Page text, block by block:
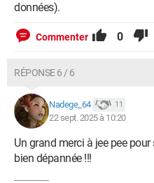
données).
Commenter 0
RÉPONSE 6 / 6
Nadege_64 11
22 sept. 2025 à 10:20
Un grand merci à jee pee
bien dépannée !!!